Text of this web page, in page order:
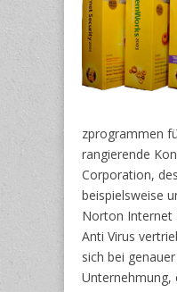
zprogrammen
rangierende
Corporation,
beispielsweise
Norton Internet
Anti Virus
sich bei
Unternehmung,